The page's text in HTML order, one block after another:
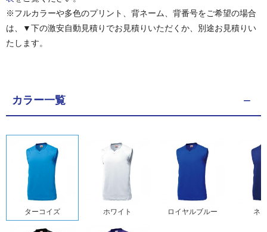
※フルカラーや多色のプリント、背ネーム、背番号をご希望の場合
は、▼下の激安自動見積りでお見積りいただくか、別途お見積りい
たします。
カラー一覧
ターコイズ ホワイト ロイヤルブルー ネ